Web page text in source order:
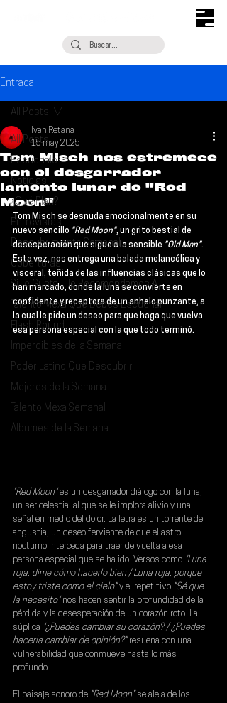
Entrada
All Posts
Escúchalo
Noticias
¿Qué Plan?
Entrevistas
Descubrimiento Semanal
Coberturas
Si Te Gusta... Te Recomendamos A...
Talento Mexa Que Debes Escuchar
Flash Round
Imperdibles de la Semana
Poder Latino Que Descubrir
Mejores de la Semana
Talento Mexa Semanal
Álbumes de la Semana
All Posts
Tom Misch nos estremece
con el desgarrador
lamento lunar de "Red
Moon"
Iván Retana
15 may 2025
Tom Misch se desnuda emocionalmente en su
nuevo sencillo "Red Moon", un grito bestial de
desesperación que sigue a la sensible "Old Man".
Esta vez, nos entrega una balada melancólica y
visceral, teñida de las influencias clásicas que lo
han marcado, donde la luna se convierte en
confidente y receptora de un anhelo punzante, a
la cual le pide un deseo para que haga que vuelva
esa persona especial con la que todo terminó.
"Red Moon" es un desgarrador diálogo con la luna,
un ser celestial al que se le implora alivio y una
señal en medio del dolor. La letra es un torrente de
angustia, un deseo ferviente de que el astro
nocturno interceda para traer de vuelta a esa
persona especial que se ha ido. Versos como "Luna
roja, dime cómo hacerlo bien / Luna roja, porque
estoy triste como el cielo" y el repetitivo "Sé que
la necesito" nos hacen sentir la profundidad de la
pérdida y la desesperación de un corazón roto. La
súplica "¿Puedes cambiar su corazón? / ¿Puedes
hacerla cambiar de opinión?" resuena con una
vulnerabilidad que conmueve hasta lo más
profundo.
El paisaje sonoro de "Red Moon" se aleja de los